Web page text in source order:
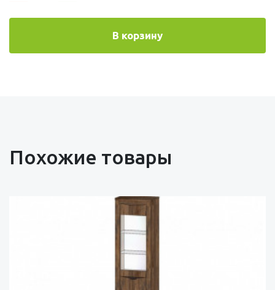
В корзину
Похожие товары